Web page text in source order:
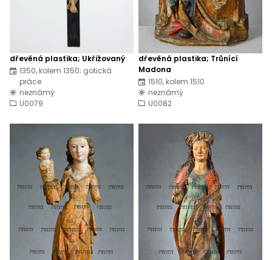
dřevěná plastika; Ukřižovaný
1350, kolem 1350; gotická
práce
neznámý
U0079
dřevěná plastika; Trůnící
Madona
1510, kolem 1510
neznámý
U0082